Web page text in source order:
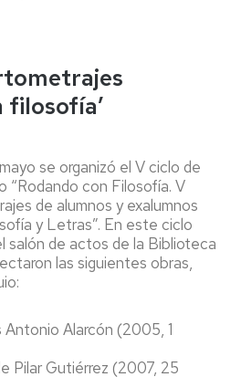
filosofía’
se organizó el V ciclo de
con Filosofía. V
de alumnos y exalumnos
y Letras”. En este ciclo
salón de actos de la Biblioteca
las siguientes obras,
Alarcón (2005, 1
Pilar Gutiérrez (2007, 25